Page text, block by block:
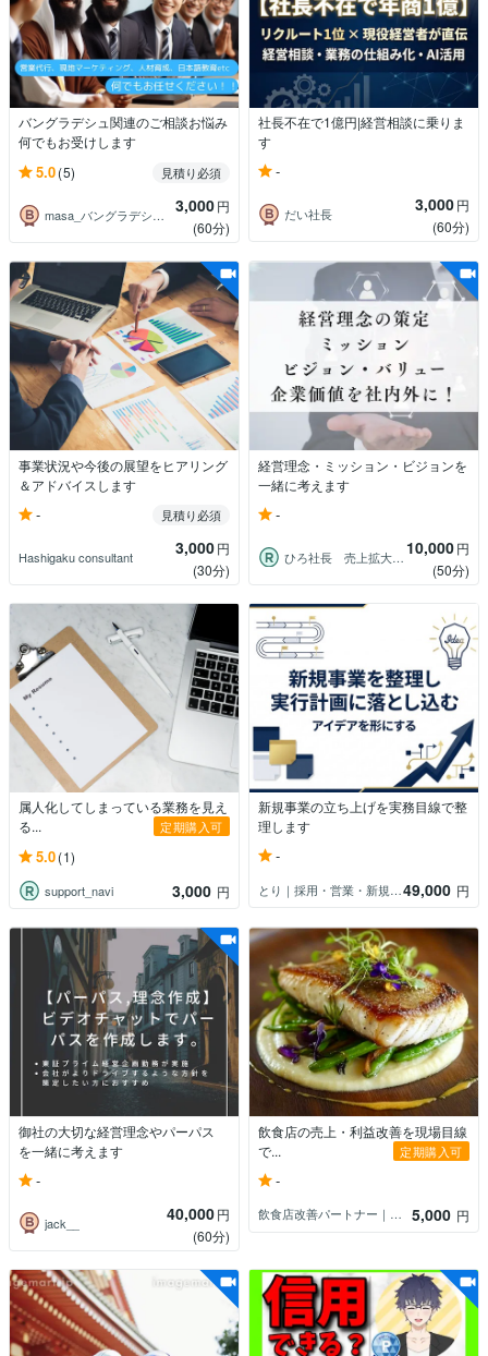
バングラデシュ関連のご相談お悩み
何でもお受けします
5.0(5) 見積り必須
masa_バングラデシュコンサルタント 3,000円
(60分)
社長不在で1億円|経営相談に乗りま
す
-
だい社長 3,000円
(60分)
事業状況や今後の展望をヒアリング
＆アドバイスします
- 見積り必須
Hashigaku consultant 3,000円
(30分)
経営理念・ミッション・ビジョンを
一緒に考えます
-
ひろ社長 売上拡大×採用支援 10,000円
(50分)
属人化してしまっている業務を見え
る...
定期購入可
5.0(1)
support_navi 3,000 円
新規事業の立ち上げを実務目線で整
理します
-
とり｜採用・営業・新規事業の実務支援 49,000 円
御社の大切な経営理念やパーパス
を一緒に考えます
-
jack__ 40,000円
(60分)
飲食店の売上・利益改善を現場目線
で...
定期購入可
-
飲食店改善パートナー｜立花 5,000 円